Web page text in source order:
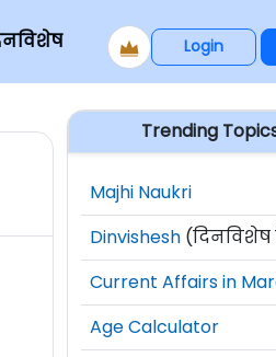
Login
Trending
Majhi Naukri
Dinvishesh (दिनविशेष
Current Affairs in
Age Calculator